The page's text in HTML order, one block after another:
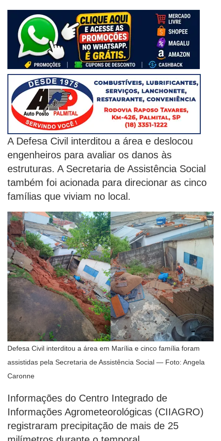
A Defesa Civil interditou a área e deslocou
engenheiros para avaliar os danos às
estruturas. A Secretaria de Assistência Social
também foi acionada para direcionar as cinco
famílias que viviam no local.
Defesa Civil interditou a área em Marília e cinco família foram
assistidas pela Secretaria de Assistência Social — Foto: Angela
Caronne
Informações do Centro Integrado de
Informações Agrometeorológicas (CIIAGRO)
registraram precipitação de mais de 25